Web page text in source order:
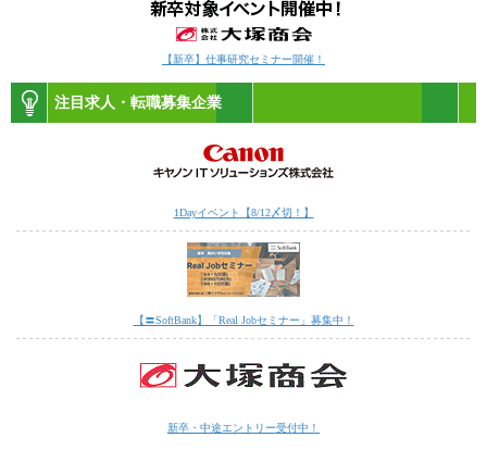
【新卒】仕事研究セミナー開催！
注目求人・転職募集企業
1Dayイベント【8/12〆切！】
【〓SoftBank】「Real Jobセミナー」募集中！
新卒・中途エントリー受付中！